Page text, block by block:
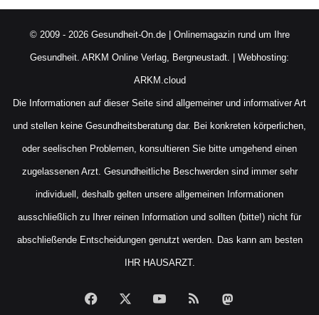
© 2009 - 2026 Gesundheit-On.de | Onlinemagazin rund um Ihre
Gesundheit. ARKM Online Verlag, Bergneustadt. | Webhosting:
ARKM.cloud
Die Informationen auf dieser Seite sind allgemeiner und informativer Art
und stellen keine Gesundheitsberatung dar. Bei konkreten körperlichen,
oder seelischen Problemen, konsultieren Sie bitte umgehend einen
zugelassenen Arzt. Gesundheitliche Beschwerden sind immer sehr
individuell, deshalb gelten unsere allgemeinen Informationen
ausschließlich zu Ihrer reinen Information und sollten (bitte!) nicht für
abschließende Entscheidungen genutzt werden. Das kann am besten
IHR HAUSARZT.
Facebook YouTubeRSS